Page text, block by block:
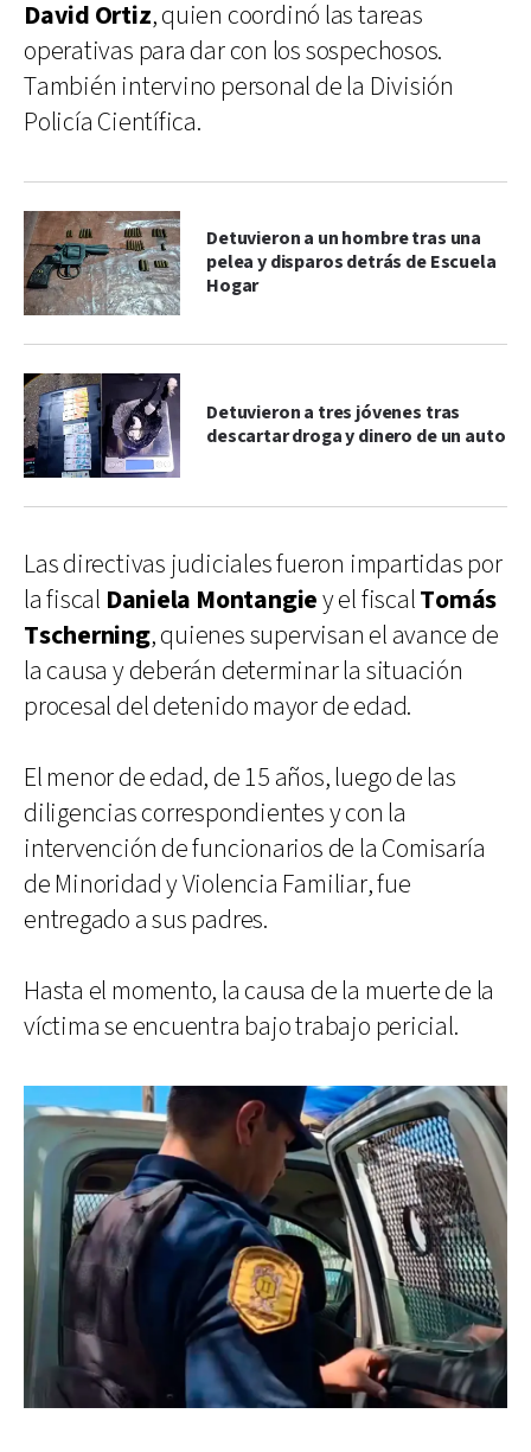
David Ortiz, quien coordinó las tareas
operativas para dar con los sospechosos.
También intervino personal de la División
Policía Científica.
Detuvieron a un hombre tras una
pelea y disparos detrás de Escuela
Hogar
Detuvieron a tres jóvenes tras
descartar droga y dinero de un auto
Las directivas judiciales fueron impartidas por
la fiscal Daniela Montangiey el fiscalTomás
Tscherning, quienes supervisan el avance de
la causa y deberán determinar la situación
procesal del detenido mayor de edad.
El menor de edad, de 15 años, luego de las
diligencias correspondientes y con la
intervención de funcionarios de la Comisaría
de Minoridad y Violencia Familiar, fue
entregado a sus padres.
Hasta el momento, la causa de la muerte de la
víctima se encuentra bajo trabajo pericial.